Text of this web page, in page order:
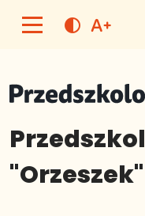
contrast text_increase
"Orzeszek"